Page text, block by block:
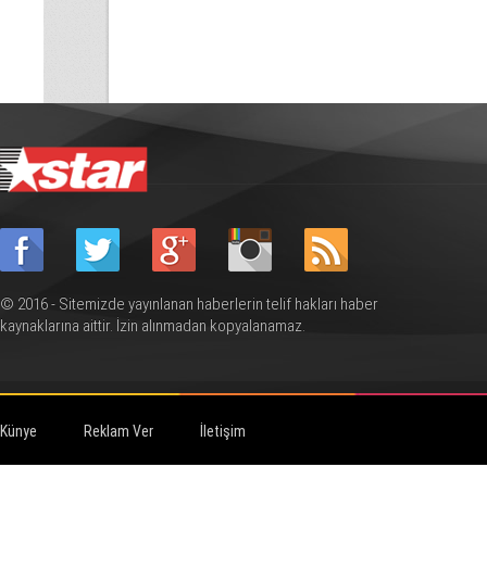
© 2016 - Sitemizde yayınlanan haberlerin telif hakları haber
kaynaklarına aittir. İzin alınmadan kopyalanamaz.
Künye Reklam Ver İletişim